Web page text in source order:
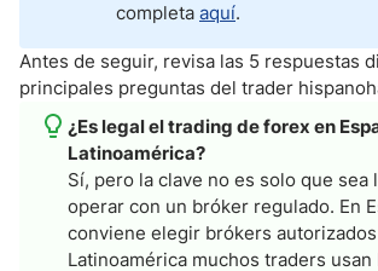
completa aquí.
Antes de seguir, revisa las 5 respuestas
principales preguntas del trader
¿Es legal el trading de forex en
Latinoamérica?
Sí, pero la clave no es solo que sea
operar con un bróker regulado. En
conviene elegir brókers autorizados
Latinoamérica muchos traders